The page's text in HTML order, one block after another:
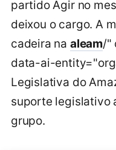
partido Agir no
deixou o cargo. A
cadeira na aleam/"
data-ai-
Legislativa do
suporte legislativo
grupo.